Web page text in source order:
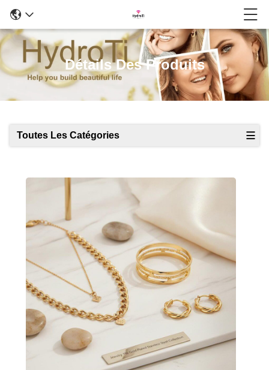
Détails Des Produits
Toutes Les Catégories